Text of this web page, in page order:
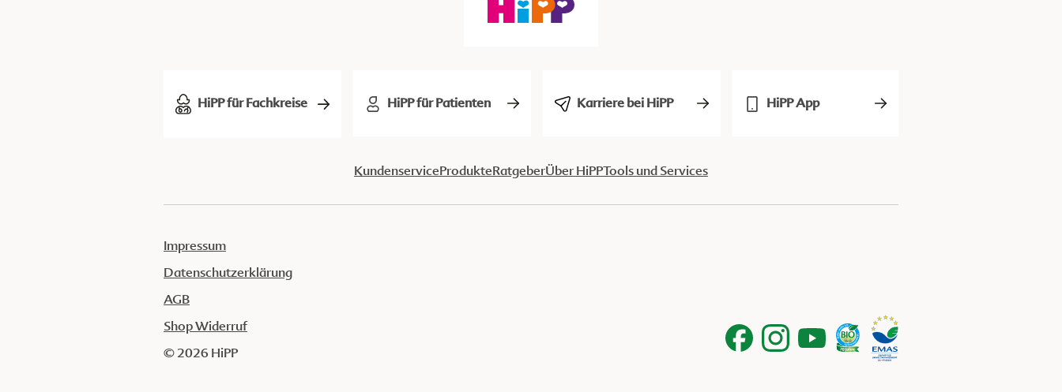
HiPP für Fachkreise HiPP für Patienten Karriere bei HiPP HiPP App
KundenserviceProdukteRatgeberÜber HiPPTools und Services
Impressum
Datenschutzerklärung
AGB
Shop Widerruf
© 2026 HiPP